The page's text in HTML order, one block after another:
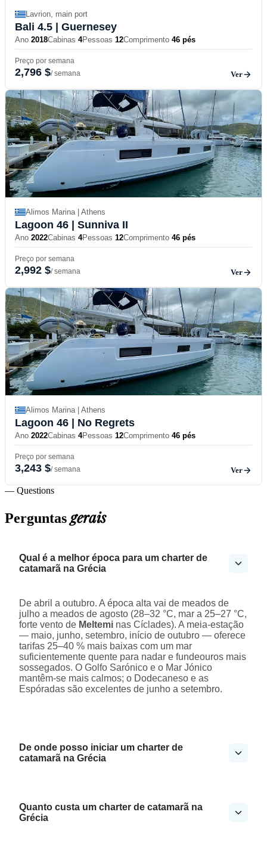
Lavrion, main port
Bali 4.5 | Guernesey
Ano 2018Cabinas 4Pessoas 12Comprimento 46 pés
Preço por semana
2,796 $/ semana Ver
Alimos Marina | Athens
Lagoon 46 | Sunniva II
Ano 2022Cabinas 4Pessoas 12Comprimento 46 pés
Preço por semana
2,992 $/ semana Ver
Alimos Marina | Athens
Lagoon 46 | No Regrets
Ano 2022Cabinas 4Pessoas 12Comprimento 46 pés
Preço por semana
3,243 $/ semana Ver
— Questions
Perguntasgerais
Qual é a melhor época para um charter de
catamarã na Grécia
De abril a outubro. A época alta vai de meados de
julho a meados de agosto (28–32 °C, mar a 25–27 °C,
forte vento de Meltemi nas Cíclades). A meia-estação
— maio, junho, setembro, início de outubro — oferece
tarifas 25–40 % mais baixas com um mar
suficientemente quente para nadar e fundeouros mais
sossegados. O Golfo Sarónico e o Mar Jónico
mantêm-se mais calmos; o Dodecaneso e as
Espóradas são excelentes de junho a setembro.
De onde posso iniciar um charter de
catamarã na Grécia
Quanto custa um charter de catamarã na
Grécia